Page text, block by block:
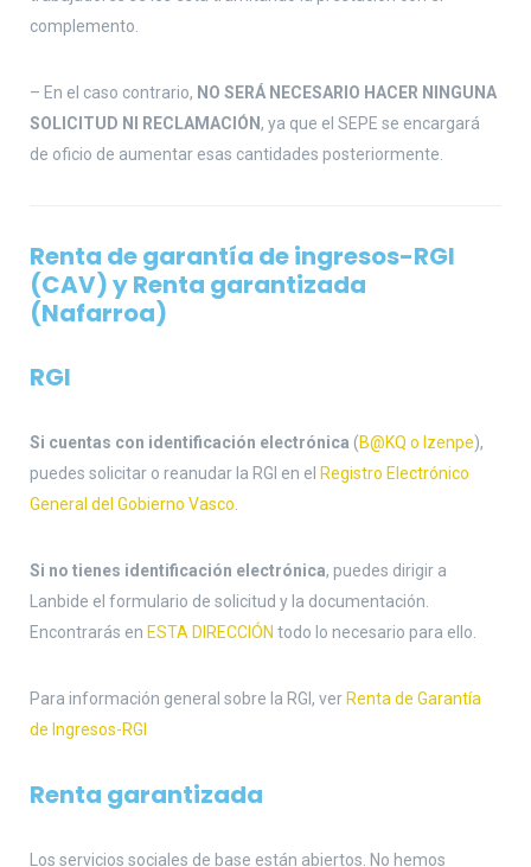
complemento.
– En el caso contrario, NO SERÁ NECESARIO HACER NINGUNA
SOLICITUD NI RECLAMACIÓN, ya que el SEPE se encargará
de oficio de aumentar esas cantidades posteriormente.
Renta de garantía de ingresos-RGI
(CAV) y Renta garantizada
(Nafarroa)
RGI
Si cuentas con identificación electrónica (B@KQ o Izenpe),
puedes solicitar o reanudar la RGI en el Registro Electrónico
General del Gobierno Vasco
Si no tienes identificación electrónica, puedes dirigir a
Lanbide el formulario de solicitud y la documentación.
Encontrarás en ESTA DIRECCIÓN todo lo necesario para ello.
Para información general sobre la RGI, ver Renta de Garantía
de Ingresos-RGI
Renta garantizada
Los servicios sociales de base están abiertos. No hemos